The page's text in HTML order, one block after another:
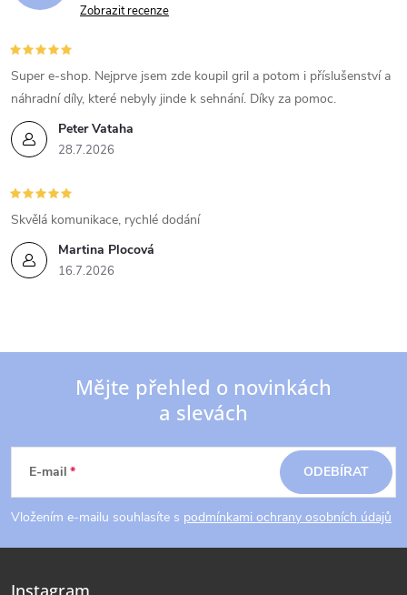
Zobrazit recenze
Peter Vataha
28.7.2026
Super e-shop. Nejprve jsem zde koupil gril a potom i příslušenství a
náhradní díly, které nebyly jinde k sehnání. Díky za pomoc.
Martina Plocová
16.7.2026
Skvělá komunikace, rychlé dodání
p
Mějte přehled o novinkách
a slevách
E-mail
Vložením e-mailu souhlasíte s podmínkami ochrany osobních údajů
ODEBÍRAT
Instagram